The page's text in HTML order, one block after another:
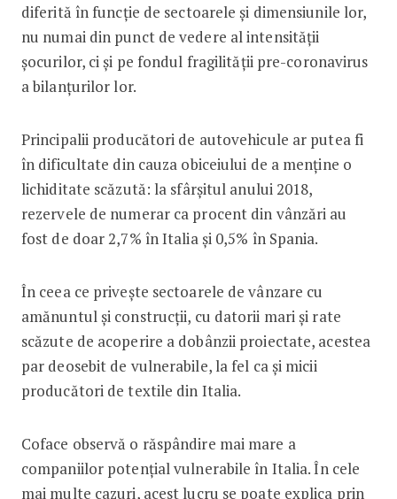
diferită în funcție de sectoarele și dimensiunile lor,
nu numai din punct de vedere al intensității
șocurilor, ci și pe fondul fragilității pre-coronavirus
a bilanțurilor lor.
Principalii producători de autovehicule ar putea fi
în dificultate din cauza obiceiului de a menține o
lichiditate scăzută: la sfârșitul anului 2018,
rezervele de numerar ca procent din vânzări au
fost de doar 2,7% în Italia și 0,5% în Spania.
În ceea ce privește sectoarele de vânzare cu
amănuntul și construcții, cu datorii mari și rate
scăzute de acoperire a dobânzii proiectate, acestea
par deosebit de vulnerabile, la fel ca și micii
producători de textile din Italia.
Coface observă o răspândire mai mare a
companiilor potențial vulnerabile în Italia. În cele
mai multe cazuri, acest lucru se poate explica prin